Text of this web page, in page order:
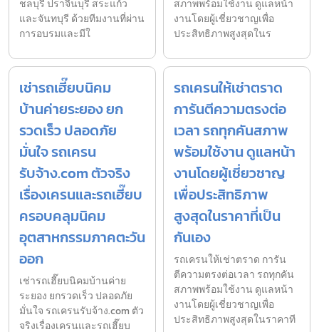
ชลบุรี ปราจีนบุรี สระแก้ว
และจันทบุรี ด้วยทีมงานที่ผ่าน
การอบรมและมีใ
สภาพพร้อมใช้งาน ดูแลหน้า
งานโดยผู้เชี่ยวชาญเพื่อ
ประสิทธิภาพสูงสุดในร
เช่ารถเฮี๊ยบนิคม
บ้านค่ายระยอง ยก
รวดเร็ว ปลอดภัย
มั่นใจ รถเครน
รับจ้าง.com ตัวจริง
เรื่องเครนและรถเฮี๊ยบ
ครอบคลุมนิคม
อุตสาหกรรมภาคตะวัน
ออก
เช่ารถเฮี๊ยบนิคมบ้านค่าย
ระยอง ยกรวดเร็ว ปลอดภัย
มั่นใจ รถเครนรับจ้าง.com ตัว
จริงเรื่องเครนและรถเฮี๊ยบ
รถเครนให้เช่าตราด
การันตีความตรงต่อ
เวลา รถทุกคันสภาพ
พร้อมใช้งาน ดูแลหน้า
งานโดยผู้เชี่ยวชาญ
เพื่อประสิทธิภาพ
สูงสุดในราคาที่เป็น
กันเอง
รถเครนให้เช่าตราด การัน
ตีความตรงต่อเวลา รถทุกคัน
สภาพพร้อมใช้งาน ดูแลหน้า
งานโดยผู้เชี่ยวชาญเพื่อ
ประสิทธิภาพสูงสุดในราคาที